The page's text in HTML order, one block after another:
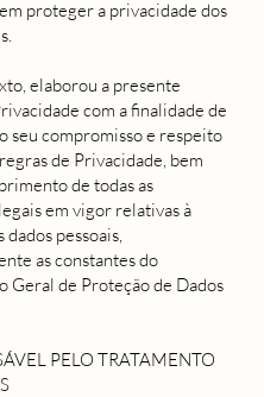
proteger a privacidade dos
elaborou a presente
com a finalidade de
seu compromisso e respeito
de Privacidade, bem
de todas as
em vigor relativas à
pessoais,
as constantes do
Geral de Proteção de Dados
PELO TRATAMENTO